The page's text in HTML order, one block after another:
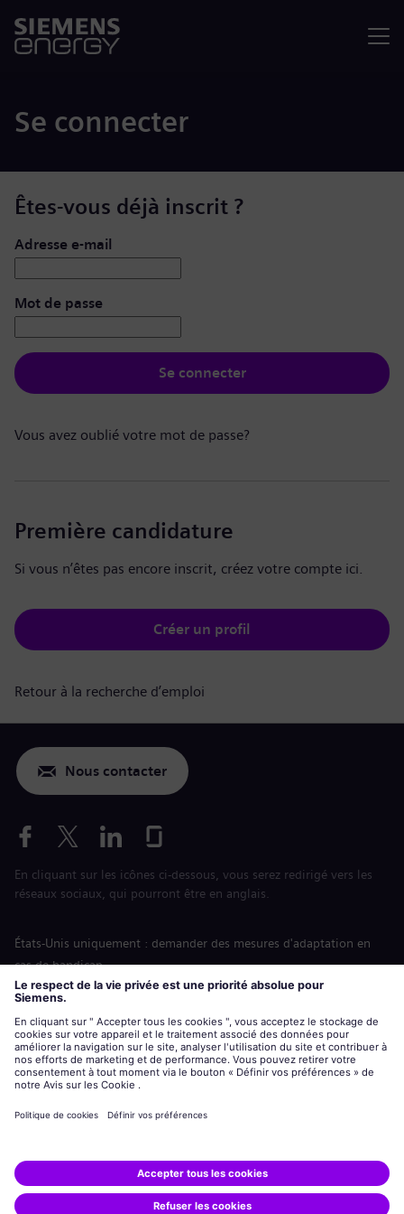
Se connecter
Êtes-vous déjà inscrit ?
Se connecter : nom d’utilisateur et mot de passe
Adresse e-mail
Mot de passe
Se connecter
Vous avez oublié votre mot de passe?
Première candidature
Si vous n’êtes pas encore inscrit, créez votre compte ici.
Créer un profil
Retour à la recherche d’emploi
Nous contacter
En cliquant sur les icônes ci-dessous, vous serez redirigé vers les
réseaux sociaux, qui pourront être en anglais.
États-Unis uniquement : demander des mesures d'adaptation en
cas de handicap
Labor Condition Application (Formulaire sur les conditions
siemens-energy.comSite Internet international
Informations sur l’entreprise
Avis de confidentialité
Siemens Energy est une marque déposée de Siemens AG.